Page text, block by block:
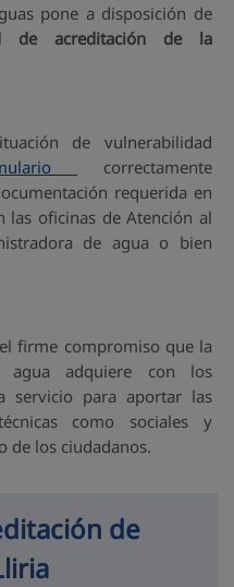
pone a disposición de
de acreditación de la
de vulnerabilidad
correctamente
requerida en
las oficinas de Atención al
de agua o bien
firme compromiso que la
agua adquiere con los
servicio para aportar las
como sociales y
de los ciudadanos.
de